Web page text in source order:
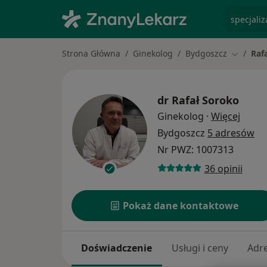
Strona Główna Ginekolog Bydgoszcz Zmień
dr Rafał Soroko
Ginekolog · Więcej
Bydgoszcz 5 adresów
Nr PWZ: 1007313
36 opinii
Pokaż dane kontaktowe
Doświadczenie Usługi i ceny